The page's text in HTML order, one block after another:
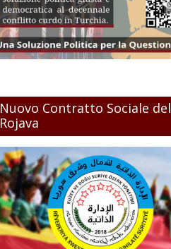
Nuovo Contratto Sociale del
Rojava